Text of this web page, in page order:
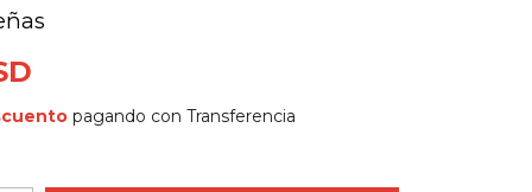
pagando con Transferencia